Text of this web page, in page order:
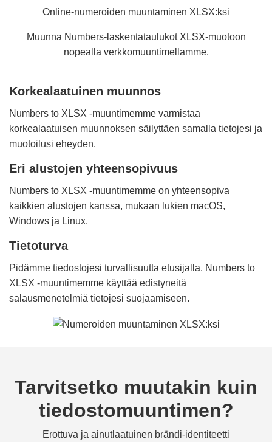
Online-numeroiden muuntaminen XLSX:ksi
Muunna Numbers-laskentataulukot XLSX-muotoon
nopealla verkkomuuntimellamme.
Korkealaatuinen muunnos
Numbers to XLSX -muuntimemme varmistaa
korkealaatuisen muunnoksen säilyttäen samalla tietojesi ja
muotoilusi eheyden.
Eri alustojen yhteensopivuus
Numbers to XLSX -muuntimemme on yhteensopiva
kaikkien alustojen kanssa, mukaan lukien macOS,
Windows ja Linux.
Tietoturva
Pidämme tiedostojesi turvallisuutta etusijalla. Numbers to
XLSX -muuntimemme käyttää edistyneitä
salausmenetelmiä tietojesi suojaamiseen.
Tarvitsetko muutakin kuin
tiedostomuuntimen?
Erottuva ja ainutlaatuinen brändi-identiteetti